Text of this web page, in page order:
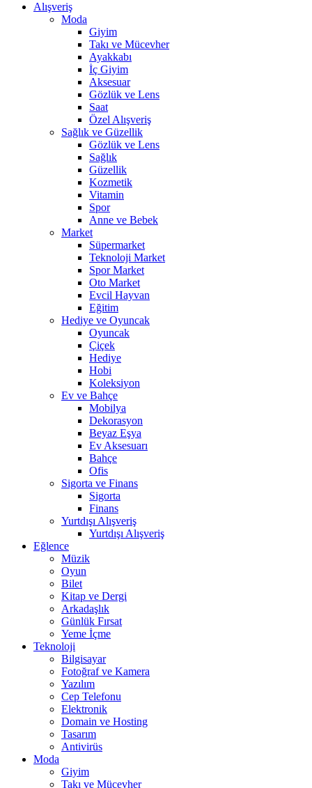
Alışveriş
Moda
Giyim
Takı ve Mücevher
Ayakkabı
İç Giyim
Aksesuar
Gözlük ve Lens
Saat
Özel Alışveriş
Sağlık ve Güzellik
Gözlük ve Lens
Sağlık
Güzellik
Kozmetik
Vitamin
Spor
Anne ve Bebek
Market
Süpermarket
Teknoloji Market
Spor Market
Oto Market
Evcil Hayvan
Eğitim
Hediye ve Oyuncak
Oyuncak
Çiçek
Hediye
Hobi
Koleksiyon
Ev ve Bahçe
Mobilya
Dekorasyon
Beyaz Eşya
Ev Aksesuarı
Bahçe
Ofis
Sigorta ve Finans
Sigorta
Finans
Yurtdışı Alışveriş
Yurtdışı Alışveriş
Eğlence
Müzik
Oyun
Bilet
Kitap ve Dergi
Arkadaşlık
Günlük Fırsat
Yeme İçme
Teknoloji
Bilgisayar
Fotoğraf ve Kamera
Yazılım
Cep Telefonu
Elektronik
Domain ve Hosting
Tasarım
Antivirüs
Moda
Giyim
Takı ve Mücevher